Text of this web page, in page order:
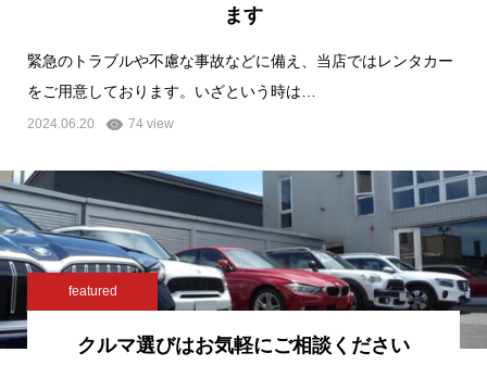
ます
緊急のトラブルや不慮な事故などに備え、当店ではレンタカー
をご用意しております。いざという時は…
2024.06.20 74 view
featured
クルマ選びはお気軽にご相談ください